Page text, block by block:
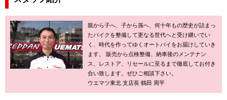
親から子へ、子から孫へ、何十年もの歴史が詰まっ
たバイクを整備して更なる世代へと受け継いでい
く、時代を作ってゆくオートバイをお届けしていき
ます。 販売から点検整備、納車後のメンテナン
ス、レストア、リセールに至るまで徹底してお付き
合い致します。ぜひご相談下さい。
ウエマツ東北 支店長 鶴田 周平